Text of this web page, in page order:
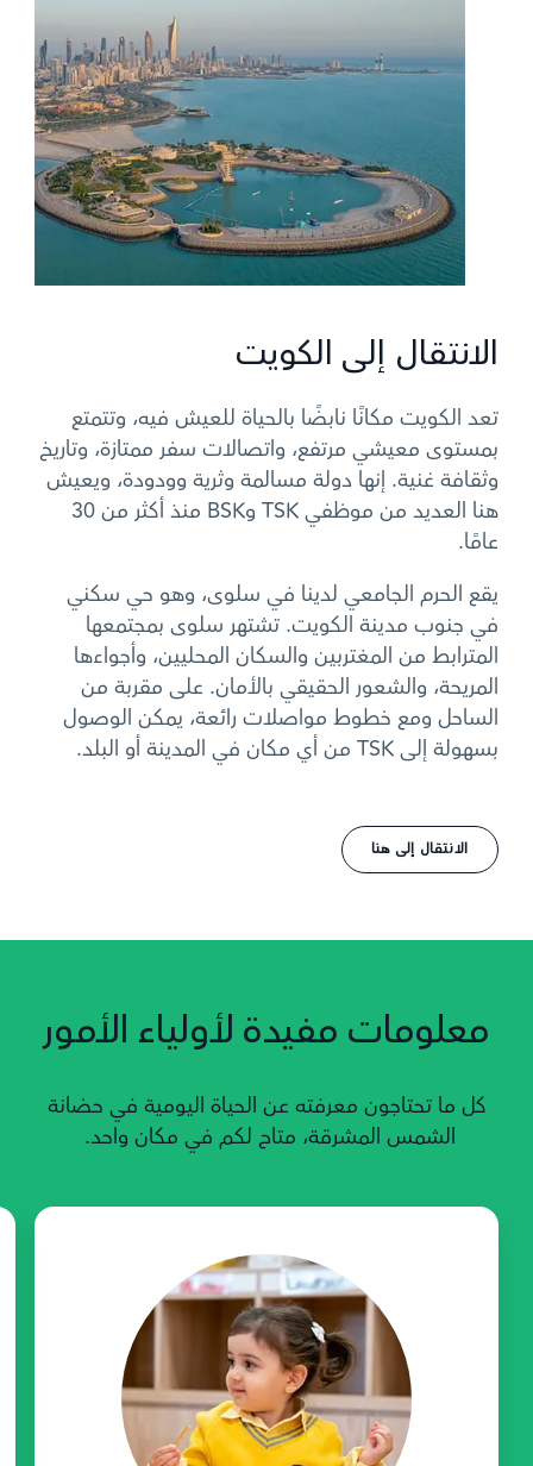
الانتقال إلى الكويت
تعد الكويت مكانًا نابضًا بالحياة للعيش فيه، وتتمتع
بمستوى معيشي مرتفع، واتصالات سفر ممتازة، وتاريخ
وثقافة غنية. إنها دولة مسالمة وثرية وودودة، ويعيش
هنا العديد من موظفي TSK وBSK منذ أكثر من 30
عامًا.
يقع الحرم الجامعي لدينا في سلوى، وهو حي سكني
في جنوب مدينة الكويت. تشتهر سلوى بمجتمعها
المترابط من المغتربين والسكان المحليين، وأجواءها
المريحة، والشعور الحقيقي بالأمان. على مقربة من
الساحل ومع خطوط مواصلات رائعة، يمكن الوصول
بسهولة إلى TSK من أي مكان في المدينة أو البلد.
الانتقال إلى هنا
معلومات مفيدة لأولياء الأمور
كل ما تحتاجون معرفته عن الحياة اليومية في حضانة
الشمس المشرقة، متاح لكم في مكان واحد.